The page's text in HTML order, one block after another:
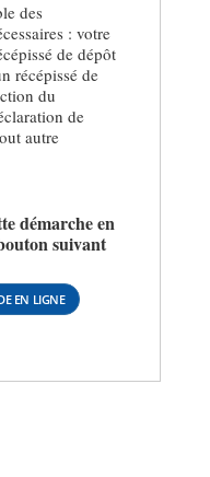
des
: votre
de dépôt
récépissé de
du
de
autre
démarche en
suivant
EN LIGNE